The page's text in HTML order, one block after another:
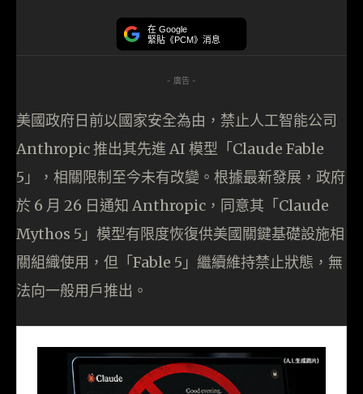
在 Google
緊貼《PCM》消息
- 廣告 -
美國政府日前以國家安全為由，禁止人工智能公司
Anthropic 推出其先進 AI 模型「Claude Fable
5」，相關限制至今未有改變。根據最新發展，政府
於 6 月 26 日通知 Anthropic，同意其「Claude
Mythos 5」模型有限度恢復供美國關鍵基礎設施相
關組織使用，但「Fable 5」繼續維持禁止狀態，無
法向一般用戶推出。